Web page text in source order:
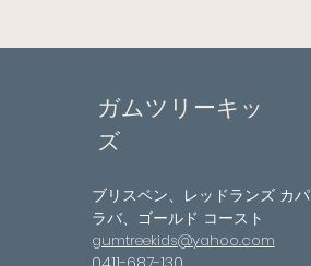
ガムツリーキッ
ズ
ブリスベン、レッドランズ カパ
ラバ、ゴールド コースト
gumtreekids@yahoo.com